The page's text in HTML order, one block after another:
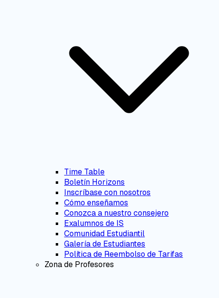
Time Table
Boletín Horizons
Inscríbase con nosotros
Cómo enseñamos
Conozca a nuestro consejero
Exalumnos de IS
Comunidad Estudiantil
Galería de Estudiantes
Política de Reembolso de Tarifas
Zona de Profesores